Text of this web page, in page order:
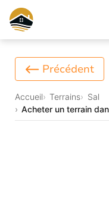
Précédent
Accueil Terrains
Sal
Acheter un terrain